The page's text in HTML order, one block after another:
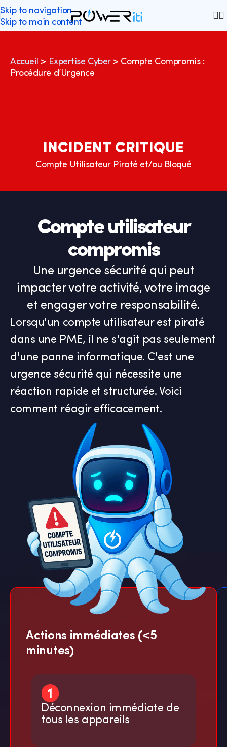
Skip to navigation
Skip to main content
Accueil > Expertise Cyber> Compte Compromis :
Procédure d’Urgence
INCIDENT CRITIQUE
Compte Utilisateur Piraté et/ou Bloqué
Compte utilisateur
compromis
Une urgence sécurité qui peut
impacter votre activité, votre image
et engager votre responsabilité.
Lorsqu'un compte utilisateur est piraté
dans une PME, il ne s'agit pas seulement
d'une panne informatique. C'est une
urgence sécurité qui nécessite une
réaction rapide et structurée. Voici
comment réagir efficacement.
Actions immédiates (<5
minutes)
Déconnexion immédiate de
tous les appareils